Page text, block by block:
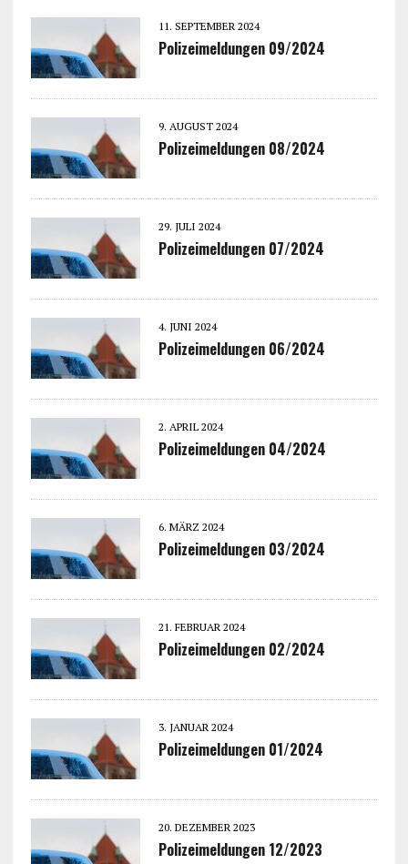
11. SEPTEMBER 2024
Polizeimeldungen 09/2024
9. AUGUST 2024
Polizeimeldungen 08/2024
29. JULI 2024
Polizeimeldungen 07/2024
4. JUNI 2024
Polizeimeldungen 06/2024
2. APRIL 2024
Polizeimeldungen 04/2024
6. MÄRZ 2024
Polizeimeldungen 03/2024
21. FEBRUAR 2024
Polizeimeldungen 02/2024
3. JANUAR 2024
Polizeimeldungen 01/2024
20. DEZEMBER 2023
Polizeimeldungen 12/2023